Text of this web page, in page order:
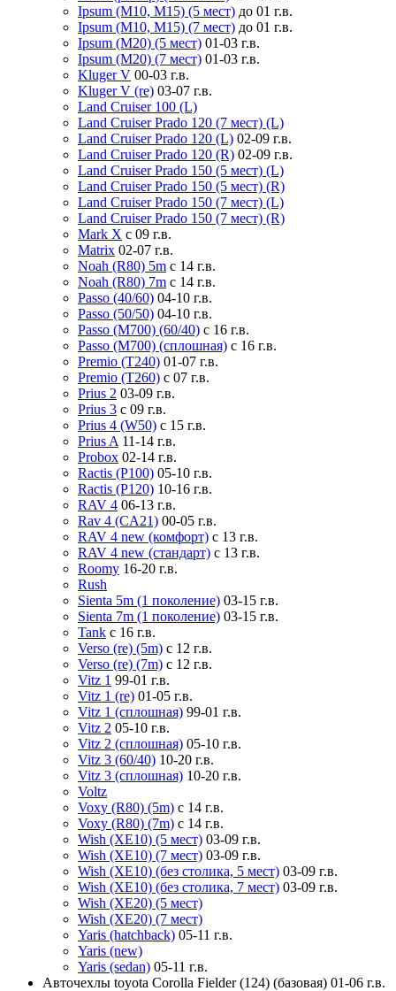
Ipsum (M10, M15) (5 мест) до 01 г.в.
Ipsum (M10, M15) (7 мест) до 01 г.в.
Ipsum (M20) (5 мест) 01-03 г.в.
Ipsum (M20) (7 мест) 01-03 г.в.
Kluger V 00-03 г.в.
Kluger V (re) 03-07 г.в.
Land Cruiser 100 (L)
Land Cruiser Prado 120 (7 мест) (L)
Land Cruiser Prado 120 (L) 02-09 г.в.
Land Cruiser Prado 120 (R) 02-09 г.в.
Land Cruiser Prado 150 (5 мест) (L)
Land Cruiser Prado 150 (5 мест) (R)
Land Cruiser Prado 150 (7 мест) (L)
Land Cruiser Prado 150 (7 мест) (R)
Mark X с 09 г.в.
Matrix 02-07 г.в.
Noah (R80) 5m с 14 г.в.
Noah (R80) 7m с 14 г.в.
Passo (40/60) 04-10 г.в.
Passo (50/50) 04-10 г.в.
Passo (M700) (60/40) с 16 г.в.
Passo (M700) (сплошная) с 16 г.в.
Premio (T240) 01-07 г.в.
Premio (T260) с 07 г.в.
Prius 2 03-09 г.в.
Prius 3 с 09 г.в.
Prius 4 (W50) с 15 г.в.
Prius A 11-14 г.в.
Probox 02-14 г.в.
Ractis (P100) 05-10 г.в.
Ractis (P120) 10-16 г.в.
RAV 4 06-13 г.в.
Rav 4 (CA21) 00-05 г.в.
RAV 4 new (комфорт) с 13 г.в.
RAV 4 new (стандарт) с 13 г.в.
Roomy 16-20 г.в.
Rush
Sienta 5m (1 поколение) 03-15 г.в.
Sienta 7m (1 поколение) 03-15 г.в.
Tank с 16 г.в.
Verso (re) (5m) с 12 г.в.
Verso (re) (7m) с 12 г.в.
Vitz 1 99-01 г.в.
Vitz 1 (re) 01-05 г.в.
Vitz 1 (сплошная) 99-01 г.в.
Vitz 2 05-10 г.в.
Vitz 2 (сплошная) 05-10 г.в.
Vitz 3 (60/40) 10-20 г.в.
Vitz 3 (сплошная) 10-20 г.в.
Voltz
Voxy (R80) (5m) с 14 г.в.
Voxy (R80) (7m) с 14 г.в.
Wish (XE10) (5 мест) 03-09 г.в.
Wish (XE10) (7 мест) 03-09 г.в.
Wish (XE10) (без столика, 5 мест) 03-09 г.в.
Wish (XE10) (без столика, 7 мест) 03-09 г.в.
Wish (XE20) (5 мест)
Wish (XE20) (7 мест)
Yaris (hatchback) 05-11 г.в.
Yaris (new)
Yaris (sedan) 05-11 г.в.
Авточехлы toyota Corolla Fielder (124) (базовая) 01-06 г.в.